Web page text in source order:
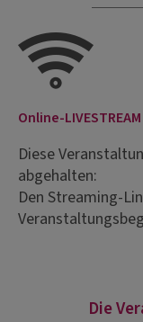
Online-LIVESTREAM
Diese
abgehalten:
Den Streaming-
Die